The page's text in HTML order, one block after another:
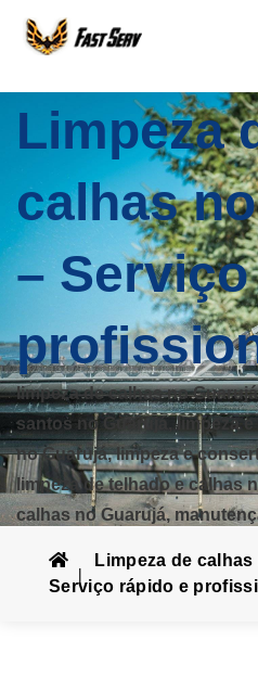
Limpeza
calhas
–
limpeza de calhas no
santos no Guarujá, limpeza
no Guarujá, limpeza e
limpeza de telhado e calhas
calhas no Guarujá,
Limpeza de
Serviço rápido e